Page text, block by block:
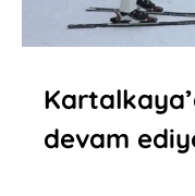
devam